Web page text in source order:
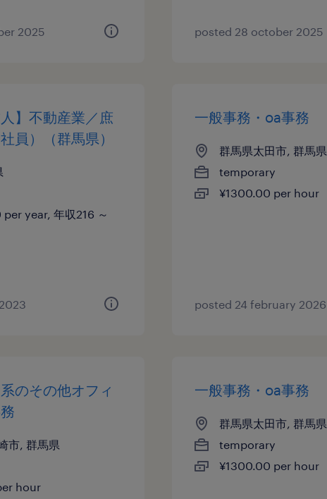
2025 posted 28 october 2025
人】不動産業／庶
員）（群馬県）
year, 年収216 ～
一般事務・oa事務
群馬県太田市, 群馬県
temporary
¥1300.00 per hour
posted 24 february 2026
のその他オフィ
市, 群馬県
hour
一般事務・oa事務
群馬県太田市, 群馬県
temporary
¥1300.00 per hour